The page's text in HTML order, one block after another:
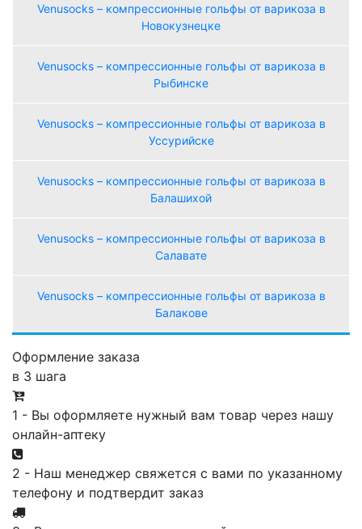
Venusocks – компрессионные гольфы от варикоза в
Новокузнецке
Venusocks – компрессионные гольфы от варикоза в
Рыбинске
Venusocks – компрессионные гольфы от варикоза в
Уссурийске
Venusocks – компрессионные гольфы от варикоза в
Балашихой
Venusocks – компрессионные гольфы от варикоза в
Салавате
Venusocks – компрессионные гольфы от варикоза в
Балакове
Оформление заказа
в 3 шага
1 - Вы оформляете нужный вам товар через нашу
онлайн-аптеку
2 - Наш менеджер свяжется с вами по указанному
телефону и подтвердит заказ